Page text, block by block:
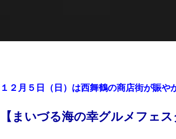
１２月５日（日）は西舞鶴の商店街が賑や
【まいづる海の幸グルメフェス